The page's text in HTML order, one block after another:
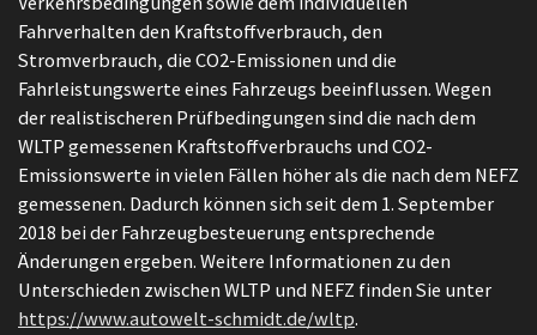
Fahrverhalten den Kraftstoffverbrauch, den
Stromverbrauch, die CO2-Emissionen und die
Fahrleistungswerte eines Fahrzeugs beeinflussen. Wegen
der realistischeren Prüfbedingungen sind die nach dem
WLTP gemessenen Kraftstoffverbrauchs und CO2-
Emissionswerte in vielen Fällen höher als die nach dem NEFZ
gemessenen. Dadurch können sich seit dem 1. September
2018 bei der Fahrzeugbesteuerung entsprechende
Änderungen ergeben. Weitere Informationen zu den
Unterschieden zwischen WLTP und NEFZ finden Sie unter
https://www.autowelt-schmidt.de/wltp.